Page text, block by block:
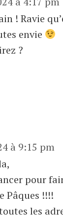
! Ravie
envie
?
à 9:15 pm
pour
Pâques !!!!
les